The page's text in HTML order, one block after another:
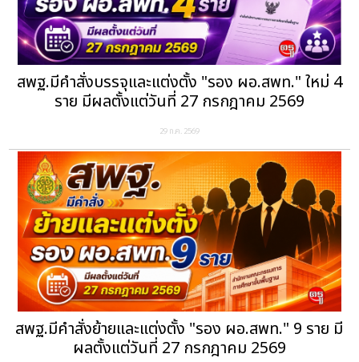
สพฐ.มีคำสั่งบรรจุและแต่งตั้ง "รอง ผอ.สพท." ใหม่ 4
ราย มีผลตั้งแต่วันที่ 27 กรกฎาคม 2569
29 ก.ค. 2569
สพฐ.มีคำสั่งย้ายและแต่งตั้ง "รอง ผอ.สพท." 9 ราย มี
ผลตั้งแต่วันที่ 27 กรกฎาคม 2569